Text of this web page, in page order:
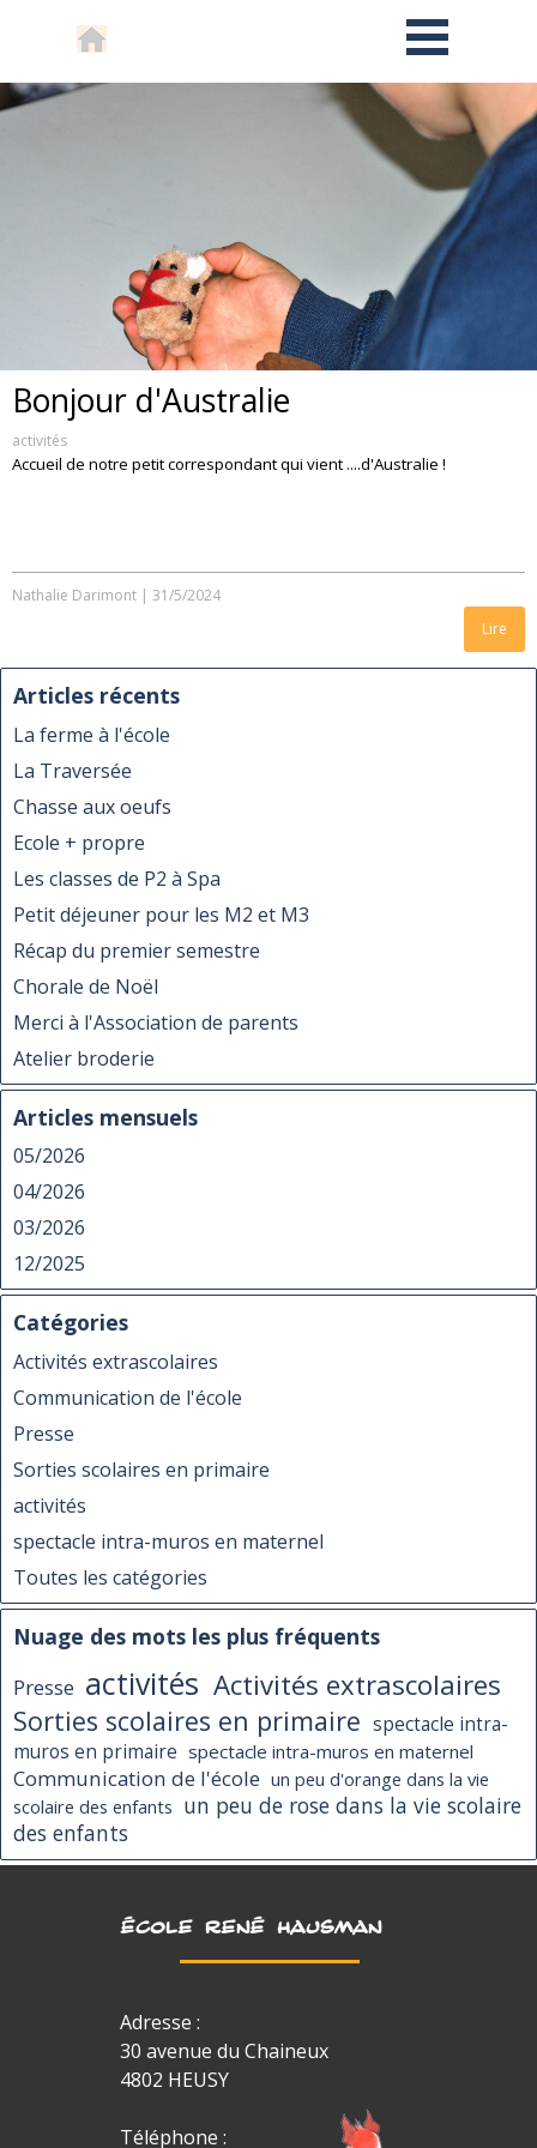
Bonjour d'Australie
activités
Accueil de notre petit correspondant qui vient ....d'Australie !
Nathalie Darimont | 31/5/2024
Lire
Articles récents
La ferme à l'école
La Traversée
Chasse aux oeufs
Ecole + propre
Les classes de P2 à Spa
Petit déjeuner pour les M2 et M3
Récap du premier semestre
Chorale de Noël
Merci à l'Association de parents
Atelier broderie
Articles mensuels
05/2026
04/2026
03/2026
12/2025
Catégories
Activités extrascolaires
Communication de l'école
Presse
Sorties scolaires en primaire
activités
spectacle intra-muros en maternel
Toutes les catégories
Nuage des mots les plus fréquents
Presse activités Activités extrascolaires
Sorties scolaires en primaire spectacle intra-
muros en primaire spectacle intra-muros en maternel
Communication de l'école un peu d'orange dans la vie
scolaire des enfants un peu de rose dans la vie scolaire
des enfants
ÉCOLE RENÉ HAUSMAN
Adresse :
30 avenue du Chaineux
4802 HEUSY
Téléphone :